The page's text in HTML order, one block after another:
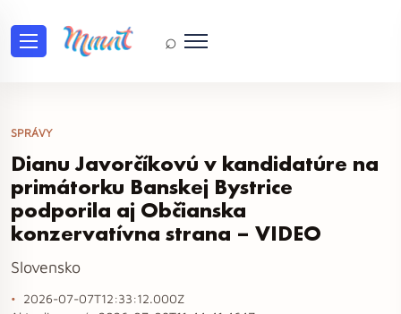
⌕
SPRÁVY
Dianu Javorčíkovú v kandidatúre na
primátorku Banskej Bystrice
podporila aj Občianska
konzervatívna strana – VIDEO
Slovensko
2026-07-07T12:33:12.000Z